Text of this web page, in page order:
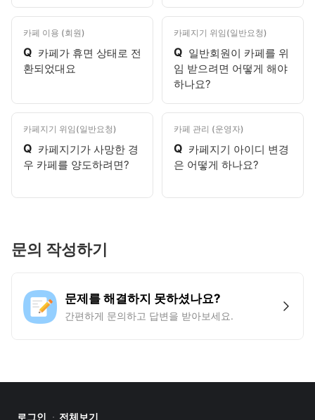
카페 이용 (회원)
Q 카페가 휴면 상태로 전
환되었대요
카페지기 위임(일반요청)
Q 일반회원이 카페를 위
임 받으려면 어떻게 해야
하나요?
카페지기 위임(일반요청)
Q 카페지기가 사망한 경
우 카페를 양도하려면?
카페 관리 (운영자)
Q 카페지기 아이디 변경
은 어떻게 하나요?
문의 작성하기
문제를 해결하지 못하셨나요?
간편하게 문의하고 답변을 받아보세요.
로그인 전체보기